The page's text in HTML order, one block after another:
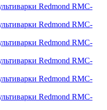
Redmond RMC-
Redmond RMC-
Redmond RMC-
Redmond RMC-
Redmond RMC-
Redmond RMC-